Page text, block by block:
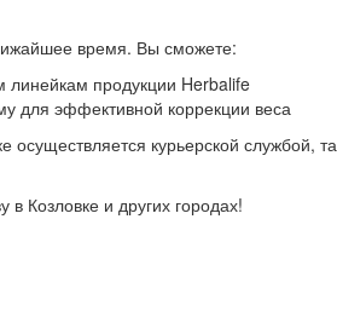
время. Вы сможете:
продукции Herbalife
для эффективной коррекции веса
осуществляется курьерской службой,
в Козловке и других городах!